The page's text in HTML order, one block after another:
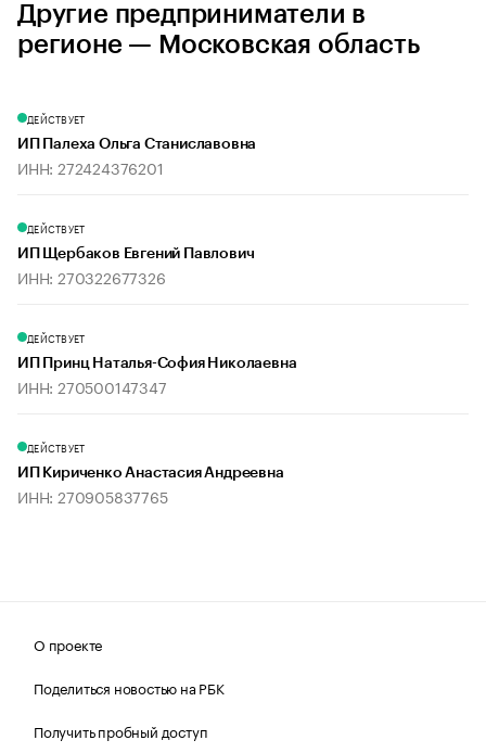
Другие предприниматели в
регионе — Московская область
ДЕЙСТВУЕТ
ИП Палеха Ольга Станиславовна
ИНН: 272424376201
ДЕЙСТВУЕТ
ИП Щербаков Евгений Павлович
ИНН: 270322677326
ДЕЙСТВУЕТ
ИП Принц Наталья-София Николаевна
ИНН: 270500147347
ДЕЙСТВУЕТ
ИП Кириченко Анастасия Андреевна
ИНН: 270905837765
О проекте
Поделиться новостью на РБК
Получить пробный доступ